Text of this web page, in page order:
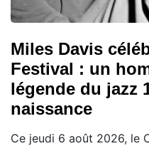
Miles Davis
Festival : un
légende du jazz
naissance
Ce jeudi 6 août 2026, le